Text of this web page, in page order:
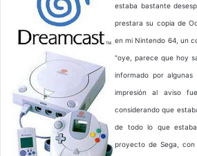
estaba bastante
prestara su copia de
en mi Nintendo 64, un
"oye, parece que hoy
informado por algunas
impresión al aviso
considerando que
de todo lo que
proyecto de Sega,